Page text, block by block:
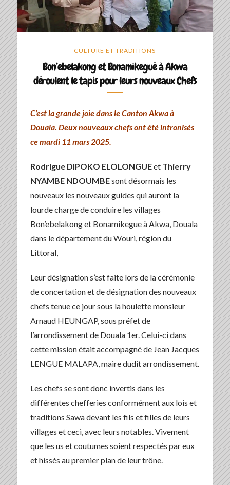
CULTURE ET TRADITIONS
Bon’ebelakong et Bonamikeguè à Akwa
déroulent le tapis pour leurs nouveaux Chefs
C’est la grande joie dans le Canton Akwa à
Douala. Deux nouveaux chefs ont été intronisés
ce mardi 11 mars 2025.
Rodrigue DIPOKO ELOLONGUEet Thierry
NYAMBE NDOUMBEsont désormais les
nouveaux les nouveaux guides qui auront la
lourde charge de conduire les villages
Bon’ebelakong et Bonamikegue à Akwa, Douala
dans le département du Wouri, région du
Littoral,
Leur désignation s’est faite lors de la cérémonie
de concertation et de désignation des nouveaux
chefs tenue ce jour sous la houlette monsieur
Arnaud HEUNGAP, sous préfet de
l’arrondissement de Douala 1er. Celui-ci dans
cette mission était accompagné de Jean Jacques
LENGUE MALAPA, maire dudit arrondissement.
Les chefs se sont donc invertis dans les
différentes chefferies conformément aux lois et
traditions Sawa devant les fils et filles de leurs
villages et ceci, avec leurs notables. Vivement
que les us et coutumes soient respectés par eux
et hissés au premier plan de leur trône.